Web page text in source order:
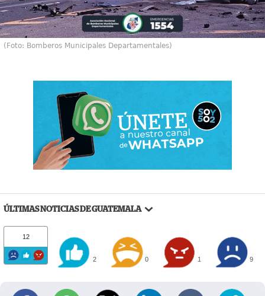
(Foto: Bomberos Municipales Departamentales)
ÚLTIMAS NOTICIAS DE GUATEMALA
12
2 0 1 9